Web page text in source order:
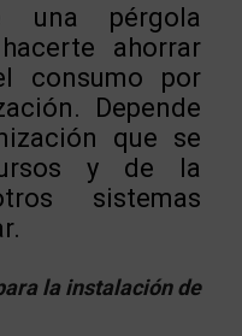
una pérgola
ahorrar
consumo por
Depende
que se
y de la
sistemas
la instalación de